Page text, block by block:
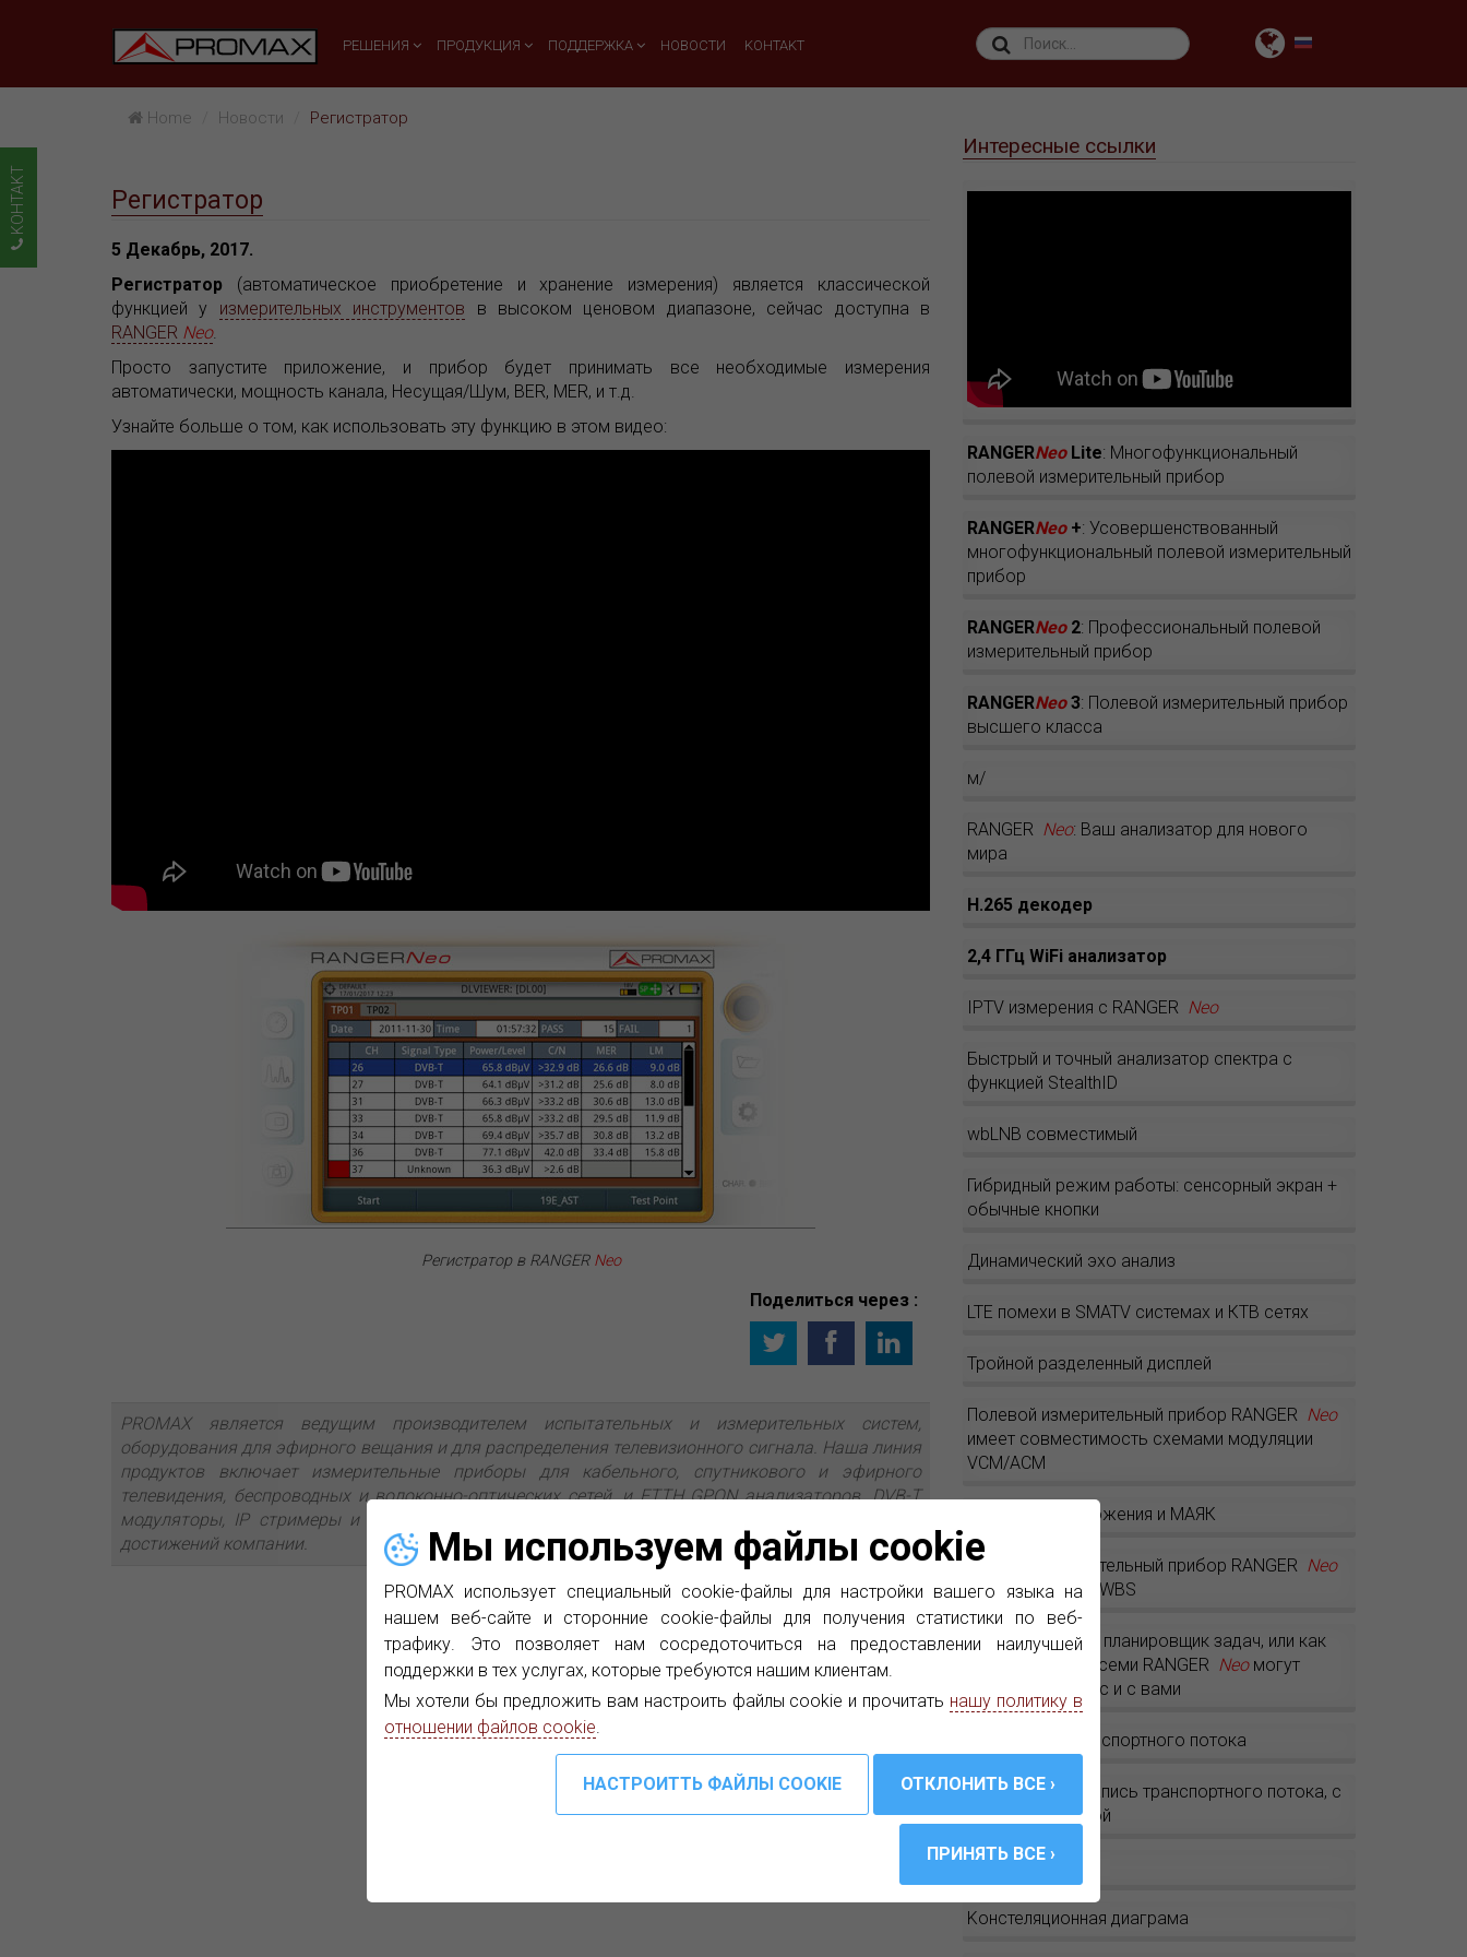
Мы используем файлы cookie
PROMAX использует специальный cookie-файлы для настройки вашего языка на
нашем веб-сайте и сторонние cookie-файлы для получения статистики по веб-
трафику. Это позволяет нам сосредоточиться на предоставлении наилучшей
поддержки в тех услугах, которые требуются нашим клиентам.
Мы хотели бы предложить вам настроить файлы cookie и прочитать нашу политику в
отношении файлов cookie
РЕШЕНИЯ ПРОДУКЦИЯ ПОДДЕРЖКА НОВОСТИ KOHTAKT
Home Hовости Регистратор
Регистратор
5 Декабрь, 2017.
Регистратор (автоматическое приобретение и хранение измерения) является классической
функцией у измерительных инструментов в высоком ценовом диапазоне, сейчас доступна в
RANGER Neo.
Просто запустите приложение, и прибор будет принимать все необходимые измерения
автоматически, мощность канала, Несущая/Шум, BER, MER, и т.д.
Узнайте больше о том, как использовать эту функцию в этом видео:
Регистратор в RANGER Neo
Поделиться через :
PROMAX является ведущим производителем испытательных и измерительных систем,
оборудования для эфирного вещания и для распределения телевизионного сигнала. Наша линия
продуктов включает измерительные приборы для кабельного, спутникового и эфирного
телевидения, беспроводных и волоконно-оптических сетей, и FTTH GPON анализаторов. DVB-T
модуляторы, IP стримеры и IP преобразователи (ASI, DVB-T) являются одними из последних
достижений компании.
Интересные ссылки
RANGERNeoLite: Многофункциональный
полевой измерительный прибор
RANGERNeo+: Усовершенствованный
многофункциональный полевой измерительный
прибор
RANGERNeo2: Профессиональный полевой
измерительный прибор
RANGERNeo3: Полевой измерительный прибор
высшего класса
м/
RANGER Neo: Ваш анализатор для нового
мира
H.265 декодер
2,4 ГГц WiFi анализатор
IPTV измерения с RANGER Neo
Быстрый и точный анализатор спектра с
функцией StealthID
wbLNB совместимый
Гибридный режим работы: сенсорный экран +
обычные кнопки
Динамический эхо анализ
LTE помехи в SMATV системах и КТВ сетях
Тройной разделенный дисплей
Полевой измерительный прибор RANGER Neo
имеет совместимость схемами модуляции
VCM/ACM
SNG, VSAT приложения и МАЯК
Полевой измерительный прибор RANGER Neo
поддерживает EWBS
Автоматический планировщик задач, или как
анализаторы из семи RANGER Neoмогут
работать для вас и с вами
Анализатор транспортного потока
RANGER Neo
: Запись транспортного потока, с
новой прошивкой
Регистратор
Kонстеляционная диаграма
KOHTAKT